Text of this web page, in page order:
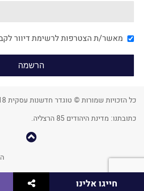
מאשר/ת הצטרפות לרשימת דיוור
כתובתנו: מדינת היהודים 85 הרצליה.
קפוץ
חייגו אלינו שתף